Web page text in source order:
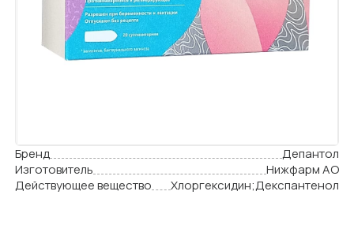
Бренд
Депантол
Изготовитель
Нижфарм АО
Действующее вещество
Хлоргексидин;Декспантенол